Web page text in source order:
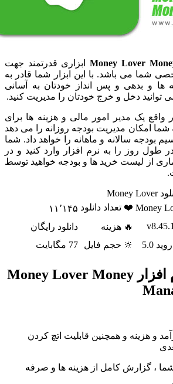
Money Loverابزاری قدرتمند جهت
می باشد. با این ابزار شما قادر به
و پس انداز خودتان به آسانی
دخل و خرج خودتان را مدیریت کنید.
مدیر امور مالی و هزینه ها برای
مدیریت بودجه روزانه را می دهد
سالانه و ماهانه را خواهد داد. شما
روز را به نرم افزار وارد کنید و در
لیست خرید ها و بودجه خواهید توسط
❤️ تعداد دانلود ۱۱٬۱۴۵
🔥 هزینه
دانلود رایگان
🔆 حجم فایل 77 مگابایت
قابلیت های نرم افزار Money Lover Money
و همچنین قابلیت اتچ کردن
کامل از هزینه ها و صرفه